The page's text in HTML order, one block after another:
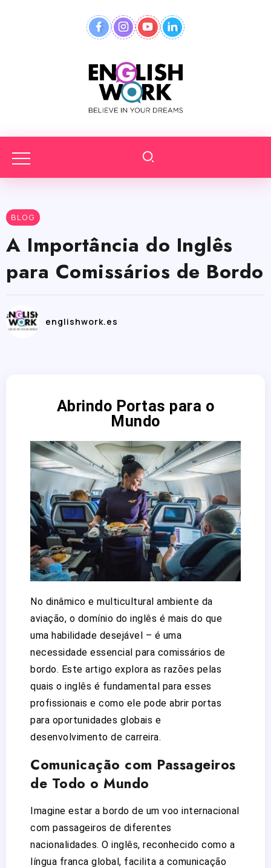
BLOG
A Importância do Inglês
para Comissários de Bordo
englishwork.es
Abrindo Portas para o
Mundo
No dinâmico e multicultural ambiente da
aviação, o domínio do inglês é mais do que
uma habilidade desejável – é uma
necessidade essencial para comissários de
bordo. Este artigo explora as razões pelas
quais o inglês é fundamental para esses
profissionais e como ele pode abrir portas
para oportunidades globais e
desenvolvimento de carreira.
Comunicação com Passageiros
de Todo o Mundo
Imagine estar a bordo de um voo internacional
com passageiros de diferentes
nacionalidades. O inglês, reconhecido como a
língua franca global, facilita a comunicação